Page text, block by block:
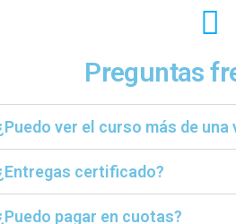
Preguntas
ver el curso más de una
certificado?
pagar en cuotas?